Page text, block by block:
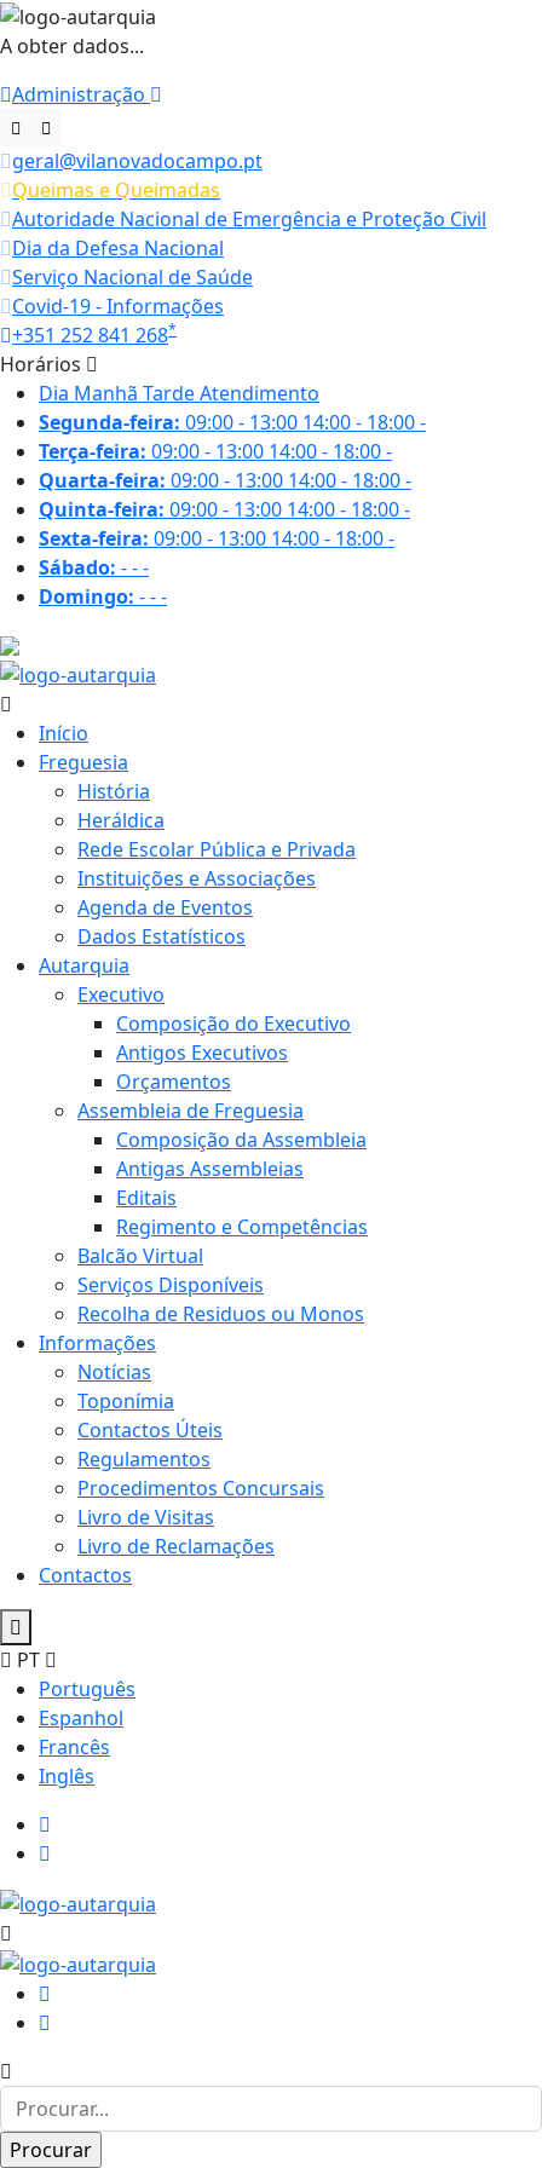
A obter dados...
Administração
geral@vilanovadocampo.pt
Queimas e Queimadas
Autoridade Nacional de Emergência e Proteção Civil
Dia da Defesa Nacional
Serviço Nacional de Saúde
Covid-19 - Informações
+351 252 841 268*
Horários
Dia Manhã TardeAtendimento
Segunda-feira: 09:00 - 13:00 14:00 - 18:00-
Terça-feira: 09:00 - 13:00 14:00 - 18:00-
Quarta-feira: 09:00 - 13:00 14:00 - 18:00-
Quinta-feira: 09:00 - 13:00 14:00 - 18:00-
Sexta-feira: 09:00 - 13:00 14:00 - 18:00-
Sábado: ---
Domingo: ---
Início
Freguesia
História
Heráldica
Rede Escolar Pública e Privada
Instituições e Associações
Agenda de Eventos
Dados Estatísticos
Autarquia
Executivo
Composição do Executivo
Antigos Executivos
Orçamentos
Assembleia de Freguesia
Composição da Assembleia
Antigas Assembleias
Editais
Regimento e Competências
Balcão Virtual
Serviços Disponíveis
Recolha de Residuos ou Monos
Informações
Notícias
Toponímia
Contactos Úteis
Regulamentos
Procedimentos Concursais
Livro de Visitas
Livro de Reclamações
Contactos
PT
Português
Espanhol
Francês
Inglês